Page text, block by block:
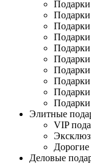
Подарки
Подарки
Подарки
Подарки
Подарки
Элитные
VIP
Деловые